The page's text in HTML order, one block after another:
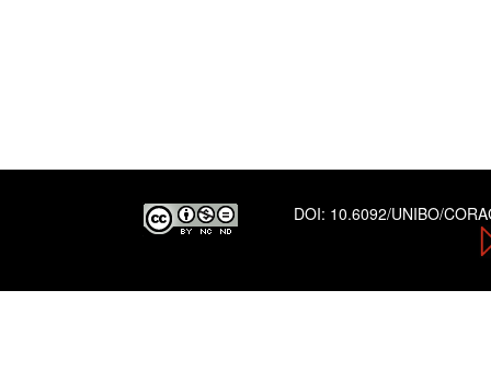
DOI: 10.6092/UNIBO/